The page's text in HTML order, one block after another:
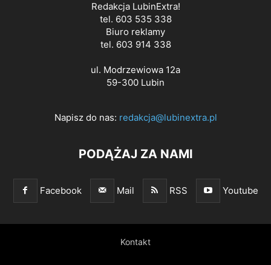
Redakcja LubinExtra!
tel. 603 535 338
Biuro reklamy
tel. 603 914 338
ul. Modrzewiowa 12a
59-300 Lubin
Napisz do nas: redakcja@lubinextra.pl
PODĄŻAJ ZA NAMI
Facebook Mail RSS Youtube
Kontakt